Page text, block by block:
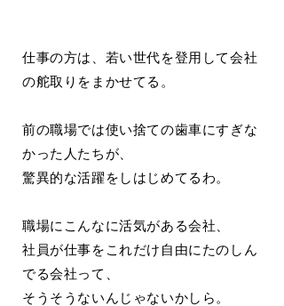
仕事の方は、若い世代を登用して会社
の舵取りをまかせてる。
前の職場では使い捨ての歯車にすぎな
かった人たちが、
驚異的な活躍をしはじめてるわ。
職場にこんなに活気がある会社、
社員が仕事をこれだけ自由にたのしん
でる会社って、
そうそうないんじゃないかしら。